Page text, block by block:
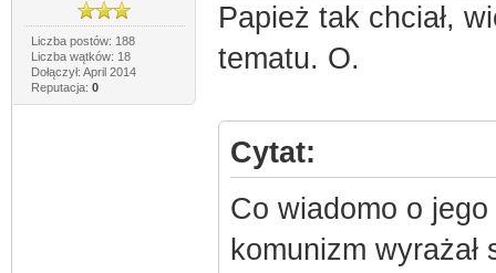
Liczba postów: 188
Liczba wątków: 18
Dołączył: April 2014
Reputacja: 0
Papież tak chciał,
tematu. O.
Cytat:
Co wiadomo o
komunizm